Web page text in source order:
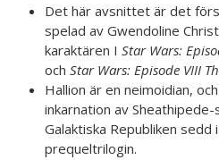
Det här avsnittet är det
spelad av Gwendoline
karaktären I Star Wars:
och Star Wars: Episode VIII
Hallion är en neimoidian,
inkarnation av
Galaktiska Republiken sedd
prequeltrilogin.